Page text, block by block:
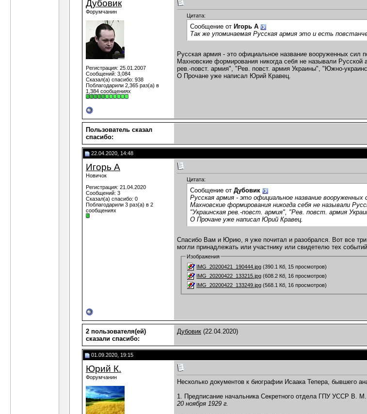
Дубовик
Форумчанин
Регистрация: 25.01.2007
Сообщений: 3,084
Сказал(а) спасибо: 938
Поблагодарили 2,365 раз(а) в
1,384 сообщениях
Цитата:
Сообщение от Игорь А
Так же упоминаемая Русская армия это и есть
Русская армия - это официальное название вооруженных сил
Махновские формирования никогда себя не называли
рев.-повст. армия", "Рев. повст. армия Украины", "Южно-
О Прочане уже написал Юрий Кравец.
Пользователь сказал
cпасибо:
22.04.2020, 14:48
Игорь А
Новичок
Регистрация: 21.04.2020
Сообщений: 3
Сказал(а) спасибо: 0
Поблагодарили 3 раз(а) в 2
сообщениях
Цитата:
Сообщение от Дубовик
Русская армия - это официальное название
Махновские формирования никогда себя не называли
"Украинская рев.-повст. армия", "Рев. повст. армия
О Прочане уже написал Юрий Кравец.
Спасибо Вам и Юрию, я уже почитал и разобрался. Вот все
могли принадлежать или участнику или свидетелю тех
Изображения
IMG_20200421_190444.jpg (390.1 Кб, 15 просмотров)
IMG_20200422_133215.jpg (608.2 Кб, 16 просмотров)
IMG_20200422_133249.jpg (568.1 Кб, 16 просмотров)
2 пользователя(ей)
сказали cпасибо:
Дубовик (22.04.2020)
01.09.2020, 19:15
Юрий К.
Форумчанин
Несколько документов к биографии Исаака Тепера, бывшего
1. Предписание начальника Секретного отдела ГПУ УССР В.
20 ноября 1929 г.